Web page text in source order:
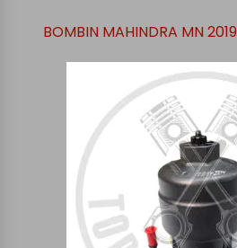
BOMBIN MAHINDRA MN 2019